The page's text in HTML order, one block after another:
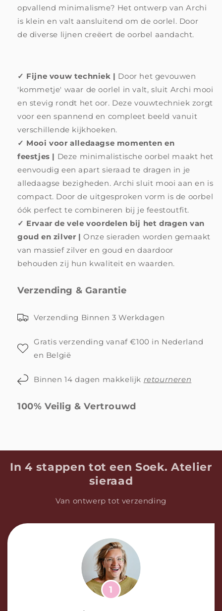
opvallend minimalisme? Het ontwerp van Archi
is klein en valt aansluitend om de oorlel. Door
de diverse lijnen creëert de oorbel aandacht.
✓ Fijne vouw techniek | Door het gevouwen
'kommetje' waar de oorlel in valt, sluit Archi mooi
en stevig rondt het oor. Deze vouwtechniek zorgt
voor een spannend en compleet beeld vanuit
verschillende kijkhoeken.
✓ Mooi voor alledaagse momenten en
feestjes | Deze minimalistische oorbel maakt het
eenvoudig een apart sieraad te dragen in je
alledaagse bezigheden. Archi sluit mooi aan en is
compact. Door de uitgesproken vorm is de oorbel
óók perfect te combineren bij je feestoutfit.
✓ Ervaar de vele voordelen bij het dragen van
goud en zilver |Onze sieraden worden gemaakt
van massief zilver en goud en daardoor
behouden zij hun kwaliteit en waarden.
Verzending & Garantie
Verzending Binnen 3 Werkdagen
Gratis verzending vanaf €100 in Nederland
en België
Binnen 14 dagen makkelijk retourneren
100% Veilig & Vertrouwd
In 4 stappen tot een Soek. Atelier
sieraad
Van ontwerp tot verzending
1